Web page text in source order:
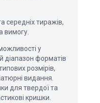
середніх тиражів,
вимогу.
у
діапазон форматів
розмірів,
видання.
для твердої та
кришки.